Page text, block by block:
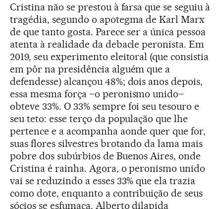
Cristina não se prestou à farsa que se seguiu à
tragédia, segundo o apotegma de Karl Marx
de que tanto gosta. Parece ser a única pessoa
atenta à realidade da debacle peronista. Em
2019, seu experimento eleitoral (que consistia
em pôr na presidência alguém que a
defendesse) alcançou 48%; dois anos depois,
essa mesma força –o peronismo unido–
obteve 33%. O 33% sempre foi seu tesouro e
seu teto: esse terço da população que lhe
pertence e a acompanha aonde quer que for,
suas flores silvestres brotando da lama mais
pobre dos subúrbios de Buenos Aires, onde
Cristina é rainha. Agora, o peronismo unido
vai se reduzindo a esses 33% que ela trazia
como dote, enquanto a contribuição de seus
sócios se esfumaça. Alberto dilapida